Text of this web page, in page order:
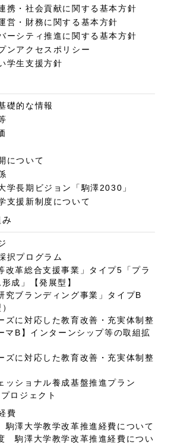
携・社会貢献に関する基本方針
営・財務に関する基本方針
ーシティ推進に関する基本方針
ンアクセスポリシー
学生支援方針
礎的な情報
について
学長期ビジョン「駒澤2030」
支援新制度について
択プログラム
改革総合支援事業」タイプ5「プラ
成」【発展型】
究ブランディング事業」タイプB
ズに対応した教育改善・充実体制整
マB】インターンシップ等の取組拡
ズに対応した教育改善・充実体制整
ッショナル養成基盤推進プラン
ロジェクト
費
澤大学教学改革推進経費について
駒澤大学教学改革推進経費につい